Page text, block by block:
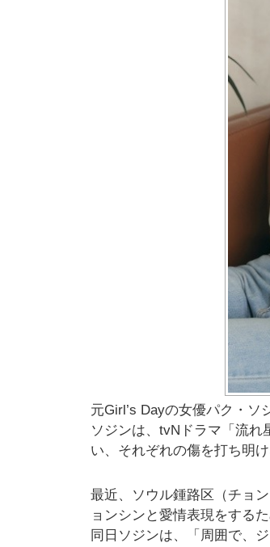
元Girl’s Dayの女優パク・ソ
ソジンは、tvNドラマ「流れ
い、それぞれの傷を打ち明
最近、ソウル鍾路区（チョ
ョンシンと愛情表現をする
同日ソジンは、「周囲で、